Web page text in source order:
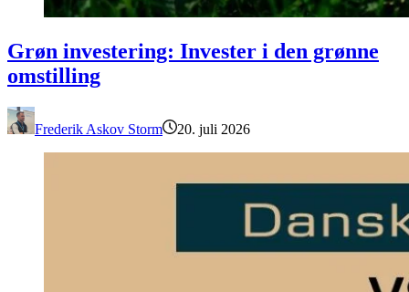
Grøn investering: Invester i den grønne
omstilling
Frederik Askov Storm 20. juli 2026